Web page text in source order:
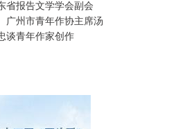
省报告文学学会副会
广州市青年作协主席汤
谈青年作家创作